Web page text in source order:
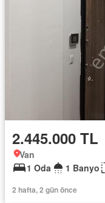
2.445.000 TL
Van
1 Oda
1 Banyo
2 hafta, 2 gün önce